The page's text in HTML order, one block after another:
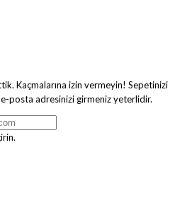
Kaçmalarına izin vermeyin! Sepetinizi
posta adresinizi girmeniz yeterlidir.